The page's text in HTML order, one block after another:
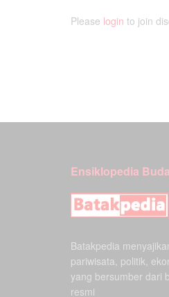
Please login to join
Ensiklopedia
Batakpedia
pariwisata, politik,
yang bersumber dari
resmi